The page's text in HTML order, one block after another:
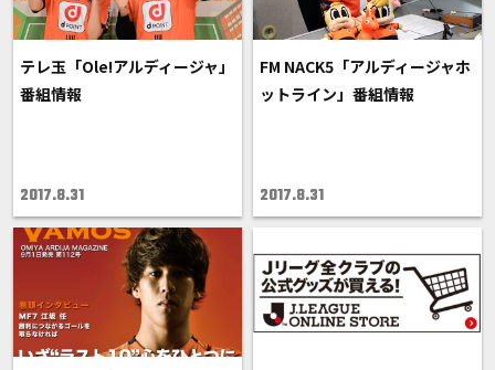
テレ玉「Ole!アルディージャ」
番組情報
2017.8.31
FM NACK5「アルディージャホ
ットライン」番組情報
2017.8.31